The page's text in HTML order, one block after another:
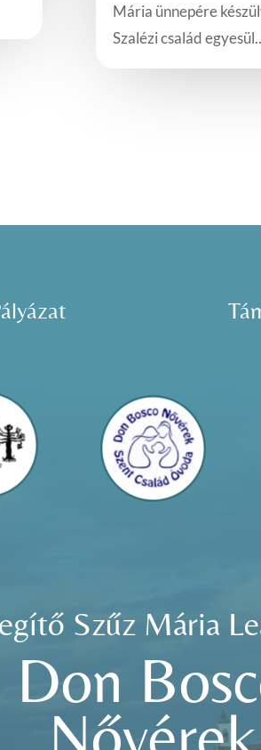
Mária ünnepére
Szalézi család
Szűz Mária
Don